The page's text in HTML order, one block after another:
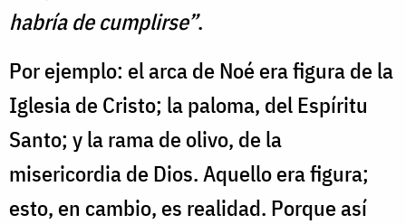
habría de cumplirse”.
Por ejemplo: el arca de Noé era figura de la
Iglesia de Cristo; la paloma, del Espíritu
Santo; y la rama de olivo, de la
misericordia de Dios. Aquello era figura;
esto, en cambio, es realidad. Porque así